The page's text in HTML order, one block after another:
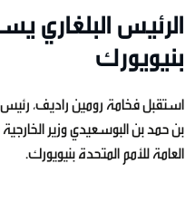
الرئيس البلغاري
بنيويورك
استقبل فخامة رومين راديف، رئيس
العامة للأمم المتحدة بنيويورك.‏